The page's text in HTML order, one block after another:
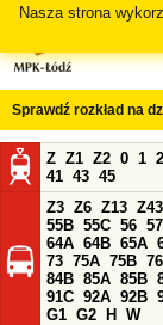
Nasza strona
Sprawdź rozkład na
Z Z1 Z2 0 1 2
41 43 45
Z3 Z6 Z13 Z43
55B 55C 56 57
64A 64B 65A
73 75A 75B 76
84B 85A 85B
91C 92A 92B
G1 G2 H
W